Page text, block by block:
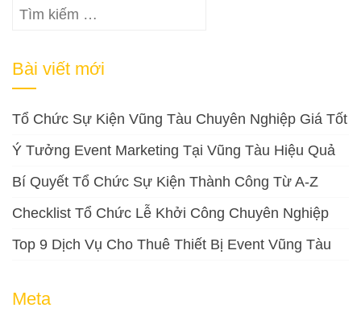
Tìm
Bài viết mới
Tổ Chức Sự Kiện Vũng Tàu Chuyên Nghiệp Giá Tốt
Ý Tưởng Event Marketing Tại Vũng Tàu Hiệu Quả
Bí Quyết Tổ Chức Sự Kiện Thành Công Từ A-Z
Checklist Tổ Chức Lễ Khởi Công Chuyên Nghiệp
Top 9 Dịch Vụ Cho Thuê Thiết Bị Event Vũng Tàu
Meta